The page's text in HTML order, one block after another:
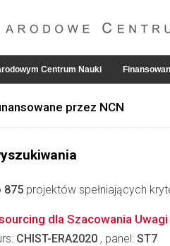
Centrum Nauki
przez NCN
875 projektów spełniających
dla Szacowania
CHIST-ERA2020 , panel: ST7